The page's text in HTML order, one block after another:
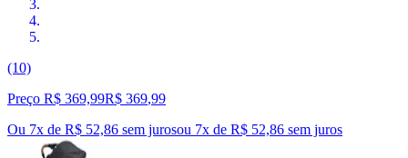
(10)
Preço R$ 369,99R$ 369,99
Ou 7x de R$ 52,86 sem jurosou 7x de R$ 52,86 sem juros